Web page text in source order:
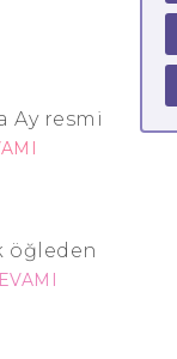
Ay resmi
öğleden